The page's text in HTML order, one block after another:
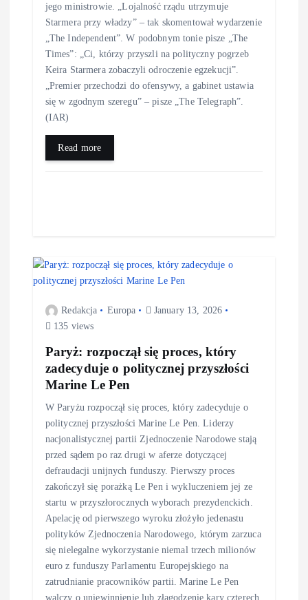
jego ministrowie. „Lojalność rządu utrzymuje
Starmera przy władzy” – tak skomentował wydarzenie
„The Independent”. W podobnym tonie pisze „The
Times”: „Ci, którzy przyszli na polityczny pogrzeb
Keira Starmera zobaczyli odroczenie egzekucji”.
„Premier przechodzi do ofensywy, a gabinet ustawia
się w zgodnym szeregu” – pisze „The Telegraph”.
(IAR)
Read more
Redakcja Europa
January 13, 2026
135 views
Paryż: rozpoczął się proces, który
zadecyduje o politycznej przyszłości
Marine Le Pen
W Paryżu rozpoczął się proces, który zadecyduje o
politycznej przyszłości Marine Le Pen. Liderzy
nacjonalistycznej partii Zjednoczenie Narodowe stają
przed sądem po raz drugi w aferze dotyczącej
defraudacji unijnych funduszy. Pierwszy proces
zakończył się porażką Le Pen i wykluczeniem jej ze
startu w przyszłorocznych wyborach prezydenckich.
Apelację od pierwszego wyroku złożyło jedenastu
polityków Zjednoczenia Narodowego, którym zarzuca
się nielegalne wykorzystanie niemal trzech milionów
euro z funduszy Parlamentu Europejskiego na
zatrudnianie pracowników partii. Marine Le Pen
walczy o uniewinnienie lub złagodzenie kary czterech